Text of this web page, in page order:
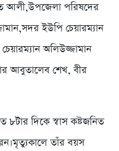
আলী,উপজেলা পরিষদের
ইউপি চেয়ারম্যান
অলিউজ্জামান
আবুতালেব শেখ, বীর
৮টার দিকে স্বাস কষ্টজনিত
তাঁর বয়স